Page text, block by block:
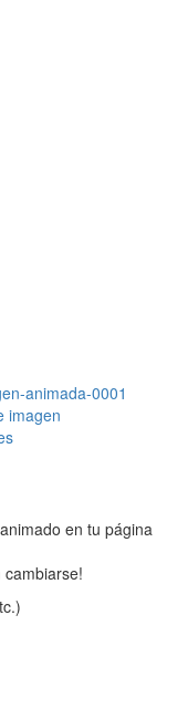
imagen
en tu página
cambiarse!